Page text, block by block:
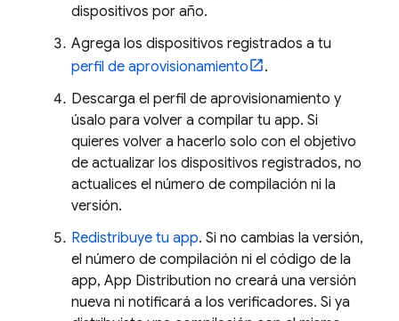
dispositivos por año.
Agrega los dispositivos registrados a tu
perfil de aprovisionamiento
.
Descarga el perfil de aprovisionamiento y
úsalo para volver a compilar tu app. Si
quieres volver a hacerlo solo con el objetivo
de actualizar los dispositivos registrados, no
actualices el número de compilación ni la
versión.
Redistribuye tu app. Si no cambias la versión,
el número de compilación ni el código de la
app, App Distribution no creará una versión
nueva ni notificará a los verificadores. Si ya